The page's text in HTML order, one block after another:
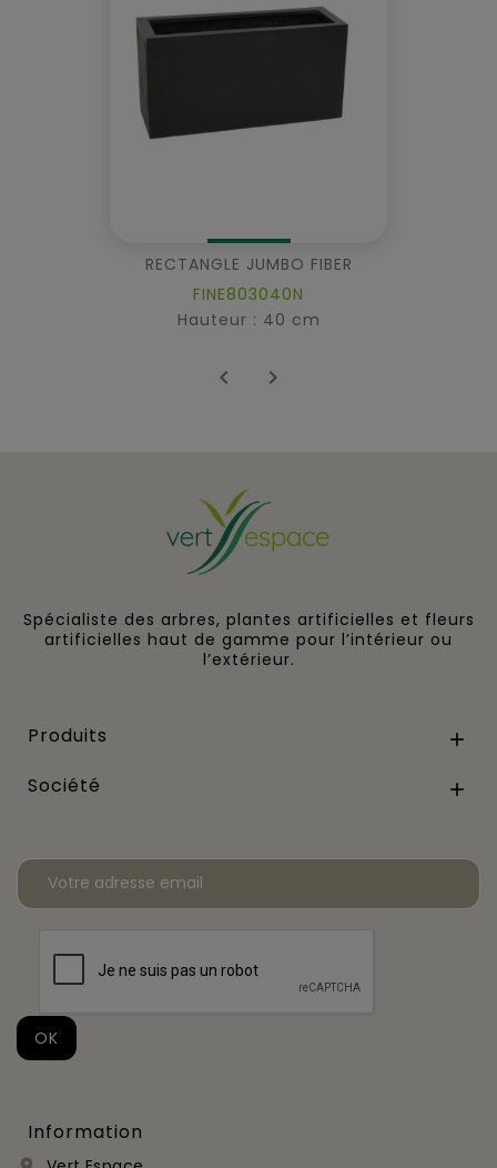
RECTANGLE JUMBO FIBER
FINE803040N
Hauteur : 40 cm
 
Spécialiste des arbres, plantes artificielles et fleurs
artificielles haut de gamme pour l’intérieur ou
l’extérieur.
Produits 
Société 
Information